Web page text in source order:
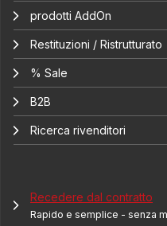
prodotti AddOn
Restituzioni / Ristrutturato
% Sale
B2B
Ricerca rivenditori
Recedere dal contratto
Rapido e semplice - senza